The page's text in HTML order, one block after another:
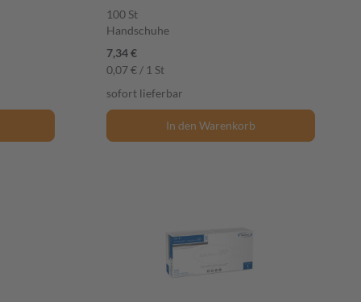
ungepudert 100 St Handschuhe
100 St
Handschuhe
7,34 €
0,07 € / 1 St
sofort lieferbar
In den Warenkorb